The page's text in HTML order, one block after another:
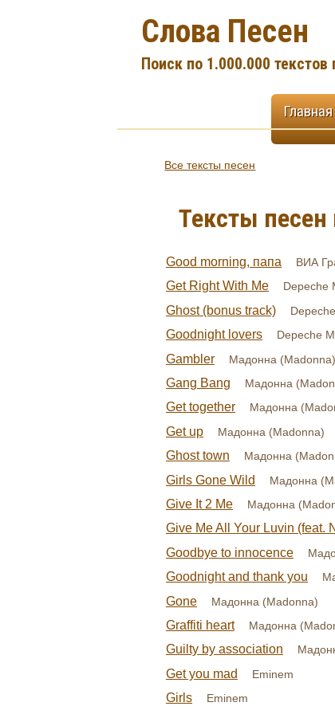
Слова Песен
Поиск по 1.000.000 текстов
Главная
Все тексты песен
Тексты песен
Good morning, папа ВИА
Get Right With Me Depeche
Ghost (bonus track)
Goodnight lovers Depeche
Gambler Мадонна (Madonna)
Gang Bang Мадонна
Get together Мадонна
Get up Мадонна (Madonna)
Ghost town Мадонна
Girls Gone Wild Мадонна
Give It 2 Me Мадонна
Give Me All Your Luvin (feat.
Goodbye to innocence
Goodnight and thank you
Gone Мадонна (Madonna)
Graffiti heart Мадонна
Guilty by association
Get you mad Eminem
Girls Eminem